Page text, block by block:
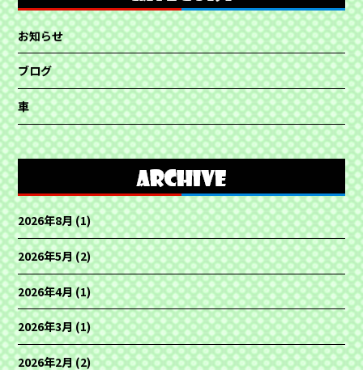
お知らせ
ブログ
車
2026年8月(1)
2026年5月(2)
2026年4月(1)
2026年3月(1)
2026年2月(2)